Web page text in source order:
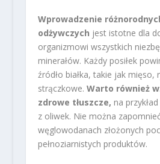
Wprowadzenie
odżywczych jest istotne dla
organizmowi wszystkich
minerałów. Każdy posiłek
źródło białka, takie jak mięso,
strączkowe. Warto również
zdrowe tłuszcze, na
z oliwek. Nie można
węglowodanach złożonych
pełnoziarnistych produktów.